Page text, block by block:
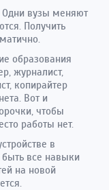
Одни вузы меняют
Получить
образования
журналист,
копирайтер
Вот и
чтобы
работы нет.
в
все навыки
на новой